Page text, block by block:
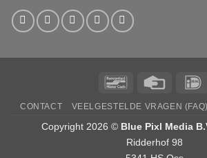
BancontactCredit
CONTACT VEELGESTELDE VRAGEN (FAQ)
Copyright 2026 © Blue Pixl Media
Ridderhof 98